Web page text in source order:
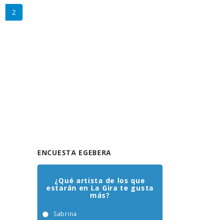
2
ENCUESTA EGEBERA
¿Qué artista de los que
estarán en La Gira te gusta
más?
Sabrina